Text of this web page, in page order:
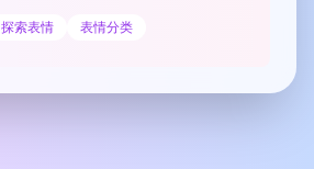
探索表情 表情分类